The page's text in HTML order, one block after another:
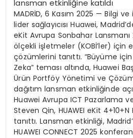
lansman etkinliğine katıldı
MADRİD, 6 Kasım 2025 — Bilgi
lider sağlayıcısı Huawei,
eKit Avrupa Sonbahar
ölçekli işletmeler (KOBİ’ler) için
çözümlerini tanıttı. “Büyüme
Zeka” teması altında, Huawei
Ürün Portföy Yönetimi ve
dağıtım lansman etkinliğinde
Huawei Avrupa ICT Pazarlama
Steven Qin, HUAWEI eKit
tanıttı. Lansman etkinliği,
HUAWEI CONNECT 2025